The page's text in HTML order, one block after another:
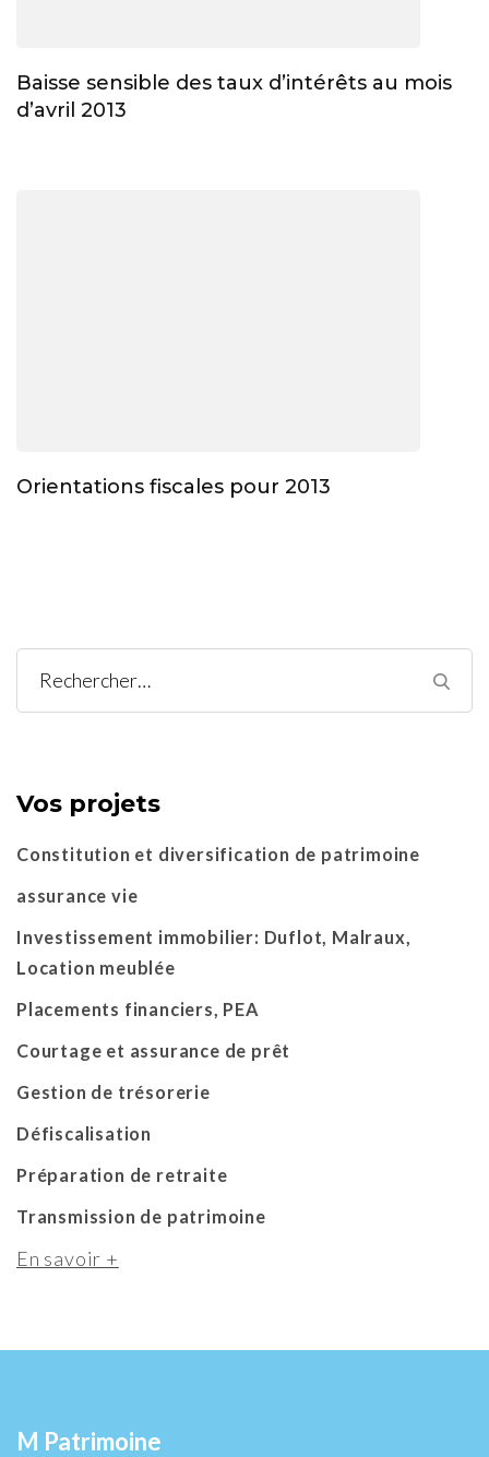
Baisse sensible des taux d’intérêts au mois
d’avril 2013
Orientations fiscales pour 2013
Rechercher :
Vos projets
Constitution et diversification de patrimoine
assurance vie
Investissement immobilier: Duflot, Malraux,
Location meublée
Placements financiers, PEA
Courtage et assurance de prêt
Gestion de trésorerie
Défiscalisation
Préparation de retraite
Transmission de patrimoine
En savoir +
M Patrimoine